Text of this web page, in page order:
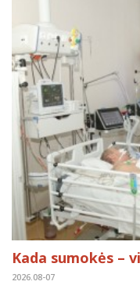
Kada sumokės –
2026.08-07